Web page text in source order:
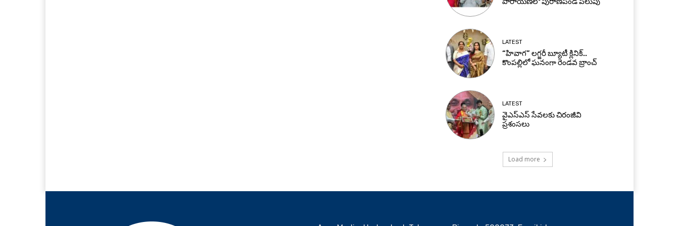
LATEST
“హివాగ” లగ్జరీ బ్యూటీ క్లినిక్..
కొంపల్లిలో ఘనంగా రెండవ బ్రాంచ్
LATEST
వైఎస్ఎస్ సేవలకు చిరంజీవి
ప్రశంసలు
Load more